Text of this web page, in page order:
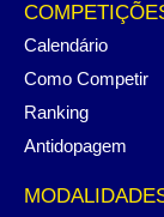
Calendário
Como Competir
Ranking
Antidopagem